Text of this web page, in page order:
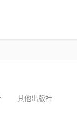
其他出版社